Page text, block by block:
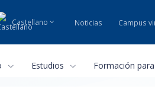
Castellano Noticias Campus
Estudios Formación